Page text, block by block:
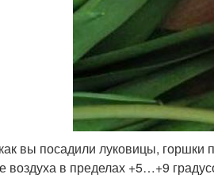
вы посадили луковицы,
воздуха в пределах +5…+9